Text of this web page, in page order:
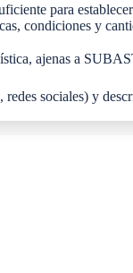
para
y
ajenas a
sociales) y